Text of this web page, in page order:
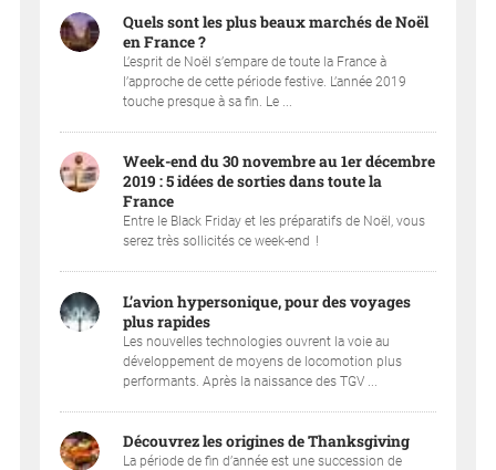
Quels sont les plus beaux marchés de Noël
en France ?
L’esprit de Noël s’empare de toute la France à
l’approche de cette période festive. L’année 2019
touche presque à sa fin. Le ...
Week-end du 30 novembre au 1er décembre
2019 : 5 idées de sorties dans toute la
France
Entre le Black Friday et les préparatifs de Noël, vous
serez très sollicités ce week-end !
L’avion hypersonique, pour des voyages
plus rapides
Les nouvelles technologies ouvrent la voie au
développement de moyens de locomotion plus
performants. Après la naissance des TGV ...
Découvrez les origines de Thanksgiving
La période de fin d’année est une succession de